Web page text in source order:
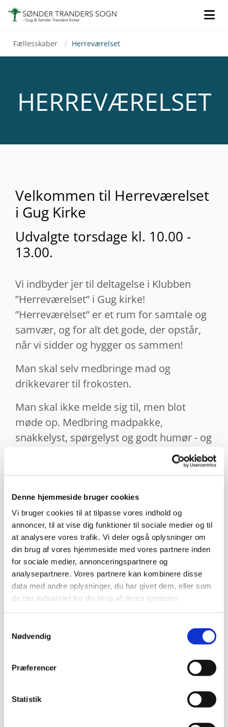
Denne hjemmeside bruger cookies
Vi bruger cookies til at tilpasse vores indhold og
annoncer, til at vise dig funktioner til sociale medier og til
at analysere vores trafik. Vi deler også oplysninger om
din brug af vores hjemmeside med vores partnere inden
for sociale medier, annonceringspartnere og
analysepartnere. Vores partnere kan kombinere disse
data med andre oplysninger, du har givet dem, eller som
de har indsamlet fra din brug af deres tjenester.
Nødvendig
Præferencer
Statistik
Gå til indhold
Fællesskaber / Herreværelset
HERREVÆRELSET
Velkommen til Herreværelset
i Gug Kirke
Udvalgte torsdage kl. 10.00 -
13.00.
Vi indbyder jer til deltagelse i Klubben
”Herreværelset” i Gug kirke!
”Herreværelset” er et rum for samtale og
samvær, og for alt det gode, der opstår,
når vi sidder og hygger os sammen!
Man skal selv medbringe mad og
drikkevarer til frokosten.
Man skal ikke melde sig til, men blot
møde op. Medbring madpakke,
snakkelyst, spørgelyst og godt humør - og
din nabo! Vi betaler 25 kr. pr. møde til
Kirken er vært ved kaffe/te og vand samt
rundstykker.
Med venlig hilsen
Søren Winther, Erik Sondrup Andersen,
Johannes Knudsen, Teddy Pedersen og
Jens Brun
Kontakt gerne Erik Sondrup tlf. 23313530
Ja tak - jeg vil gerne have besked om